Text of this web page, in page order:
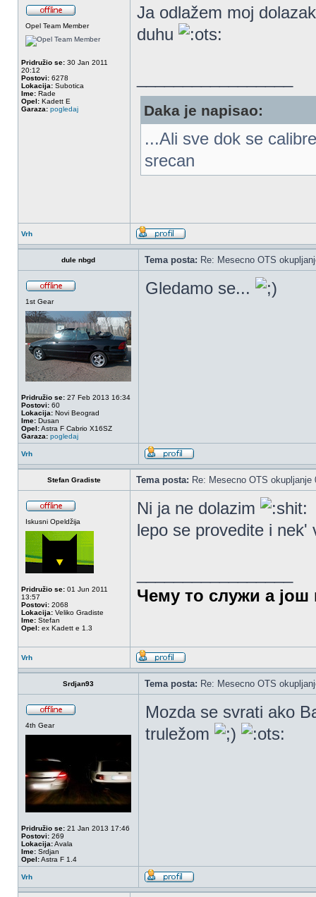
Opel Team Member
Pridružio se: 30 Jan 2011
20:12
Postovi: 6278
Lokacija: Subotica
Ime: Rade
Opel: Kadett E
Garaza: pogledaj
Ja odlažem moj
duhu
Daka je napisao:
...Ali sve dok se
srecan
Vrh
dule nbgd Tema posta: Re: Mesecno OTS
1st Gear
Pridružio se: 27 Feb 2013 16:34
Postovi: 60
Lokacija: Novi Beograd
Ime: Dusan
Opel:Astra F Cabrio X16SZ
Garaza: pogledaj
Gledamo se...
Vrh
Stefan Gradiste Tema posta: Re: Mesecno OTS
Iskusni Opeldžija
Pridružio se: 01 Jun 2011
13:57
Postovi: 2068
Lokacija: Veliko Gradiste
Ime: Stefan
Opel: ex Kadett e 1.3
Ni ja ne dolazim
lepo se provedite i
Чему то служи а још
Vrh
Srdjan93 Tema posta: Re: Mesecno OTS
4th Gear
Pridružio se: 21 Jan 2013 17:46
Postovi: 269
Lokacija:Avala
Ime: Srdjan
Opel:Astra F 1.4
Mozda se svrati ako
truležom
Vrh